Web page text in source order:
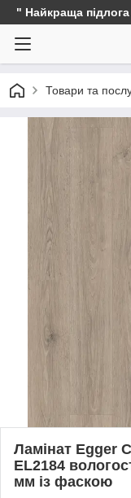
" Найкраща
Товари та
Ламінат Egger
EL2184
мм із фаскою